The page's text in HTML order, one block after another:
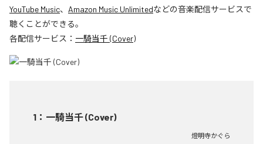
YouTube Music、 Amazon Music Unlimitedなどの音楽配信サービスで
聴くことができる。
各配信サービス： 一騎当千 (Cover)
1 ： 一騎当千 (Cover)
燈明寺かぐら